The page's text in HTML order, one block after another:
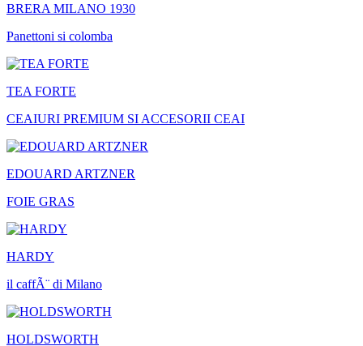
BRERA MILANO 1930
Panettoni si colomba
TEA FORTE
CEAIURI PREMIUM SI ACCESORII CEAI
EDOUARD ARTZNER
FOIE GRAS
HARDY
il caffÃ¨ di Milano
HOLDSWORTH